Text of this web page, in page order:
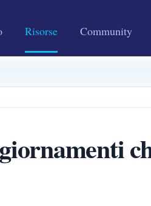
Risorse Community